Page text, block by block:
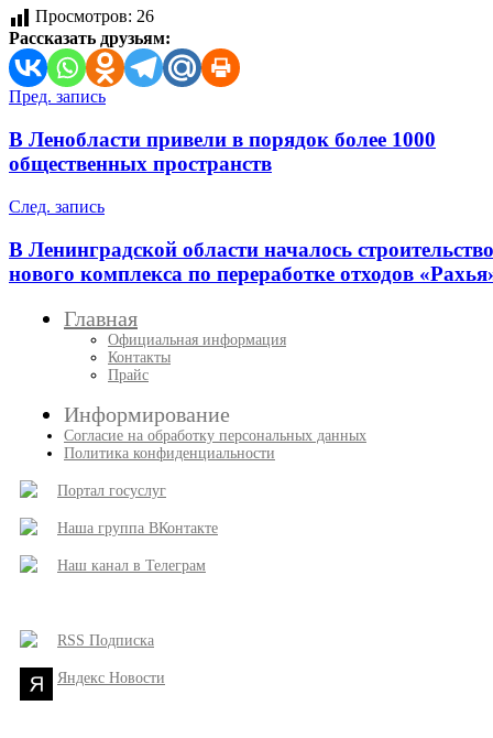
Просмотров: 26
Рассказать друзьям:
Навигация
по
записям
Пред. запись
В Ленобласти привели в порядок более 1000
общественных пространств
След. запись
В Ленинградской области началось строительство
нового комплекса по переработке отходов
Главная
Официальная информация
Контакты
Прайс
Информирование
Согласие на обработку персональных данных
Политика конфиденциальности
Портал госуслуг
Наша группа ВКонтакте
Наш канал в Телеграм
RSS Подписка
Яндекс Новости